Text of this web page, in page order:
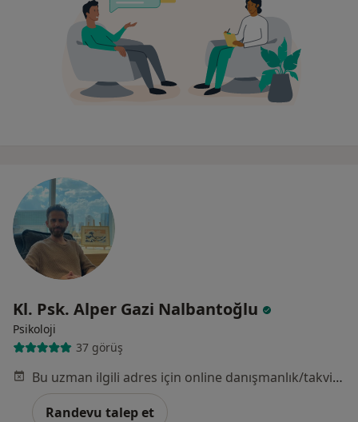
Kl. Psk. Alper Gazi Nalbantoğlu
Psikoloji
37 görüş
Bu uzman ilgili adres için online danışmanlık/takvim sunmuyor.
Randevu talep et